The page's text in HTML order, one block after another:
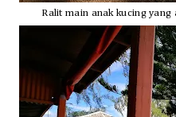
Ralitmain anak kucing yang